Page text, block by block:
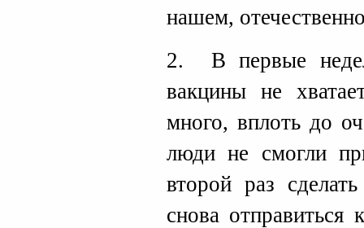
нашем,
2. В первые
вакцины не
много, вплоть до
люди не смогли
второй раз
снова